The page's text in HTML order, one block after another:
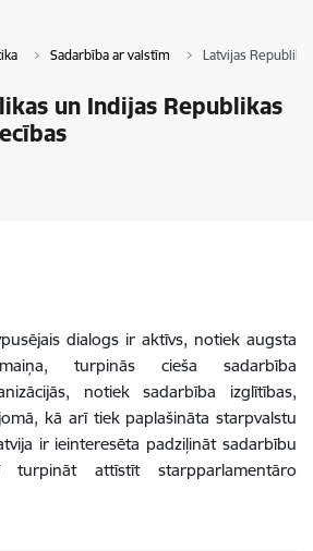
Sadarbība ar valstīm Latvijas
un Indijas Republikas
dialogs ir aktīvs, notiek augsta
turpinās cieša sadarbība
notiek sadarbība izglītības,
kā arī tiek paplašināta starpvalstu
ir ieinteresēta padziļināt sadarbību
attīstīt starpparlamentāro